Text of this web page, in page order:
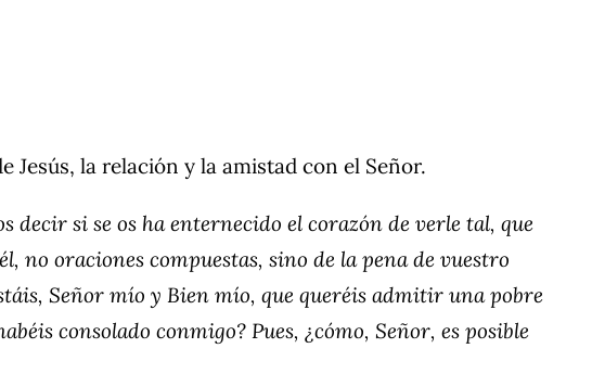
Jesús, la relación y la amistad con el Señor.
decir si se os ha enternecido el corazón de verle tal, que
no oraciones compuestas, sino de la pena de vuestro
Señor mío y Bien mío, que queréis admitir una pobre
consolado conmigo? Pues, ¿cómo, Señor, es posible